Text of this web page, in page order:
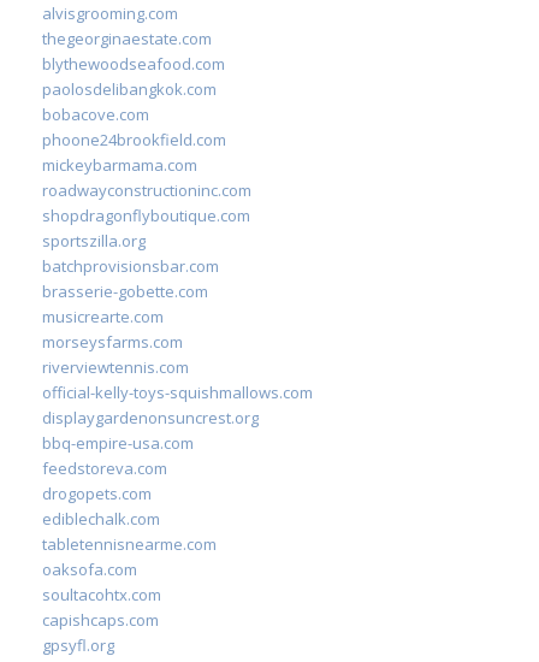
alvisgrooming.com
thegeorginaestate.com
blythewoodseafood.com
paolosdelibangkok.com
bobacove.com
phoone24brookfield.com
mickeybarmama.com
roadwayconstructioninc.com
shopdragonflyboutique.com
sportszilla.org
batchprovisionsbar.com
brasserie-gobette.com
musicrearte.com
morseysfarms.com
riverviewtennis.com
official-kelly-toys-squishmallows.com
displaygardenonsuncrest.org
bbq-empire-usa.com
feedstoreva.com
drogopets.com
ediblechalk.com
tabletennisnearme.com
oaksofa.com
soultacohtx.com
capishcaps.com
gpsyfl.org